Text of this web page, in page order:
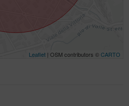
Leaflet| OSM contributors ©CARTO